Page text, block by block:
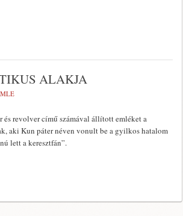
ALAKJA
és revolver című számával állított emléket a
aki Kun páter néven vonult be a gyilkos hatalom
lett a keresztfán”.